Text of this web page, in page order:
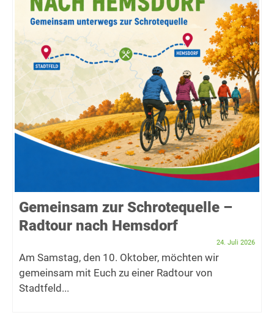
Gemeinsam zur Schrotequelle –
Radtour nach Hemsdorf
24. Juli 2026
Am Samstag, den 10. Oktober, möchten wir
gemeinsam mit Euch zu einer Radtour von
Stadtfeld...